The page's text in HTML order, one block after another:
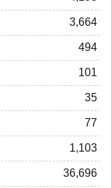
3,664
494
101
35
77
1,103
36,696